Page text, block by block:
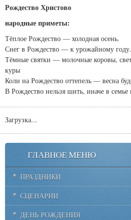
Рождество Христово
народные приметы:
Тёплое Рождество — холодная осень.
Снег в Рождество — к урожайному году.
Тёмные святки — молочные коровы,
куры
Коли на Рождество оттепель — весна
В Рождество нельзя шить, иначе в семье
Загрузка...
ГЛАВНОЕ МЕНЮ
ПРАЗДНИКИ
СЦЕНАРИИ
ДЕНЬ РОЖДЕНИЯ